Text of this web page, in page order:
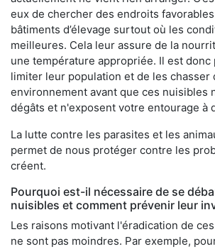
eux de chercher des endroits
bâtiments d’élevage surtout où les
meilleures. Cela leur assure de la
une température appropriée. Il est donc
limiter leur population et de les chasser
environnement avant que ces nuisibles
dégâts et n'exposent votre entourage à
La lutte contre les parasites et les
permet de nous protéger contre les
créent.
Pourquoi est-il nécessaire de se
nuisibles et comment prévenir leur
Les raisons motivant l'éradication de
ne sont pas moindres. Par exemple,